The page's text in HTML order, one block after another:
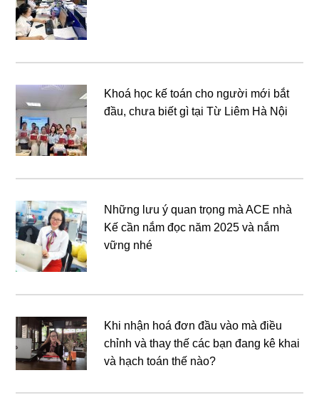
Khoá học kế toán cho người mới bắt
đầu, chưa biết gì tại Từ Liêm Hà Nội
Những lưu ý quan trọng mà ACE nhà
Kế cần nắm đọc năm 2025 và nắm
vững nhé
Khi nhận hoá đơn đầu vào mà điều
chỉnh và thay thế các bạn đang kê khai
và hạch toán thế nào?